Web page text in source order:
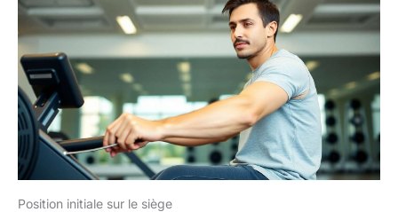
commandes > Cliquez sur le
vendeur > Cliquez sur « Poser
une question ».
Position initiale sur le siège